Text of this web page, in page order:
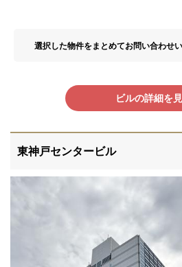
選択した物件をまとめてお問い合わせ
ビルの詳細を
東神戸センタービル